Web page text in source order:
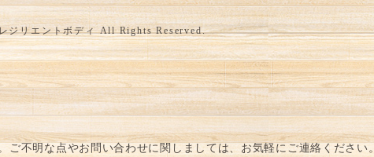
ジリエントボディ All Rights Reserved.
ご不明な点やお問い合わせに関しましては、お気軽にご連絡ください。